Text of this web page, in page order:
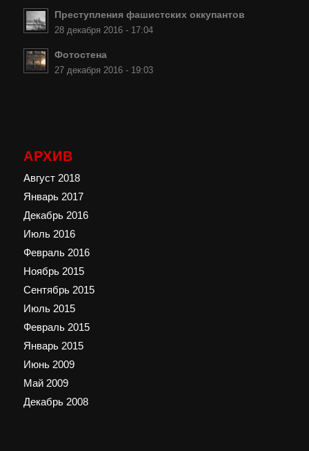
Преступления фашистских оккупантов
28 декабря 2016 - 17:04
Фотостена
27 декабря 2016 - 19:03
АРХИВ
Август 2018
Январь 2017
Декабрь 2016
Июль 2016
Февраль 2016
Ноябрь 2015
Сентябрь 2015
Июль 2015
Февраль 2015
Январь 2015
Июнь 2009
Май 2009
Декабрь 2008